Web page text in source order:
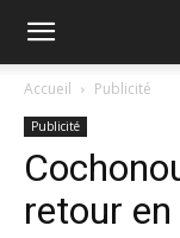
Accueil Publicité
Publicité
retour en